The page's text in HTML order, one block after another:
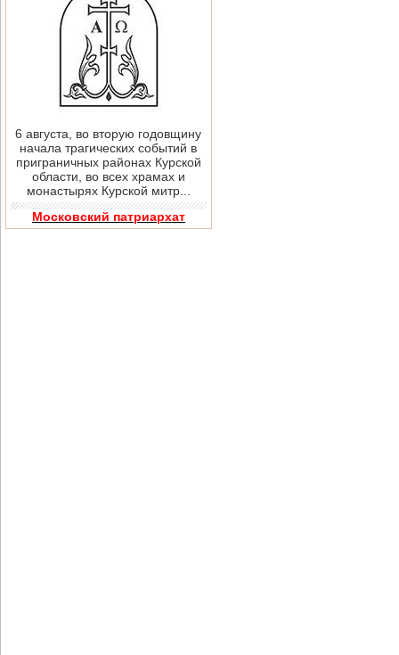
6 августа, во вторую годовщину
начала трагических событий в
приграничных районах Курской
области, во всех храмах и
монастырях Курской митр...
Московский патриархат